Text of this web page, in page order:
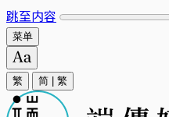
跳至内容
菜单
繁 简 繁